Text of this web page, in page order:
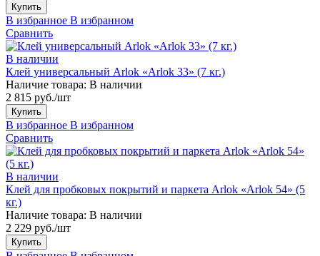
Купить
В избранное В избранном
Сравнить
В наличии
Клей универсальный Arlok «Arlok 33» (7 кг.)
Наличие товара: В наличии
2 815 руб./шт
Купить
В избранное В избранном
Сравнить
В наличии
Клей для пробковых покрытий и паркета Arlok «Arlok 54» (5
кг.)
Наличие товара: В наличии
2 229 руб./шт
Купить